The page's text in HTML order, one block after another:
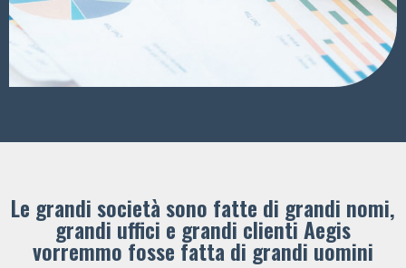
Le grandi società sono fatte di grandi nomi,
grandi uffici e grandi clienti ​Aegis
vorremmo fosse fatta di grandi uomini